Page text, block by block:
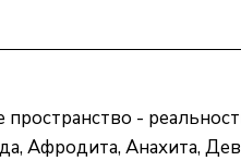
-
Афродита, Анахита,